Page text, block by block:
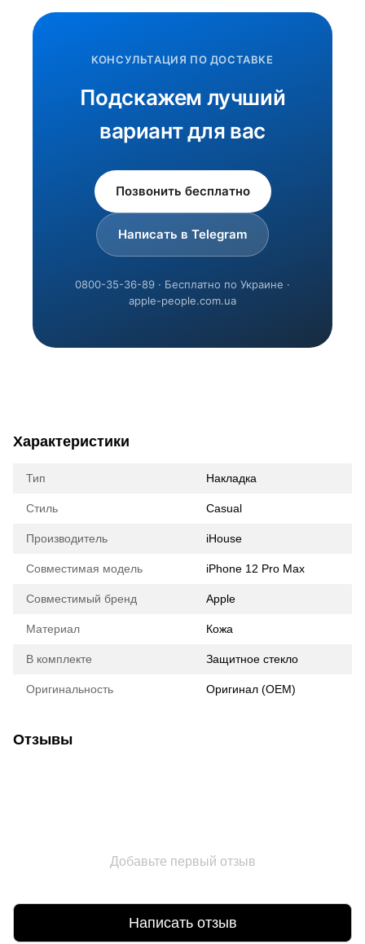
КОНСУЛЬТАЦИЯ ПО ДОСТАВКЕ
Подскажем лучший
вариант для вас
Позвонить бесплатно
Написать в Telegram
0800-35-36-89 · Бесплатно по Украине ·
apple-people.com.ua
Характеристики
Тип Накладка
Стиль Casual
Производитель iHouse
Совместимая модель iPhone 12 Pro Max
Совместимый бренд Apple
Материал Кожа
В комплекте Защитное стекло
Оригинальность Оригинал (ОЕМ)
Отзывы
Добавьте первый отзыв
Написать отзыв